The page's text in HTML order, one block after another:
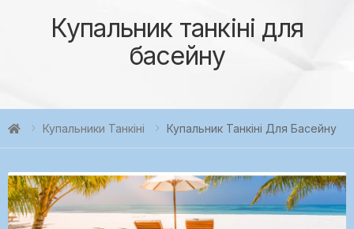
Купальник танкіні для
басейну
Купальники Танкіні Купальник Танкіні Для Басейну